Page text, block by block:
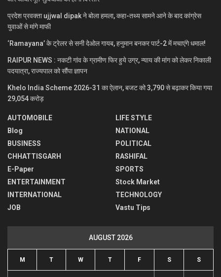
प्रदेश प्रवक्ता ujjwal dipak ने बोला हमला, कहा-तथ्य सामने आने के बाद कांग्रेस
युवाओं से मांगे माफी
‘Ramayana’ के ट्रेलर से सनी देओल गायब, हनुमान बनकर पार्ट-2 में मचाएंगे धमाल!
RAIPUR NEWS : नकटी गांव के ग्रामीण फिर हुये उग्र, न्याय की मांग को लेकर निकाली
पदयात्रा, राज्यपाल को सौंपा ज्ञापन
Khelo India Scheme 2026-31 का ऐलान, बजट को 3,790 से बढ़ाकर किया गया
29,054 करोड़
AUTOMOBILE
Blog
BUSINESS
CHHATTISGARH
E-Paper
ENTERTAINMENT
INTERNATIONAL
JOB
LIFE STYLE
NATIONAL
POLITICAL
RASHIFAL
SPORTS
Stock Market
TECHNOLOGY
Vastu Tips
AUGUST 2026
M T W T F S S